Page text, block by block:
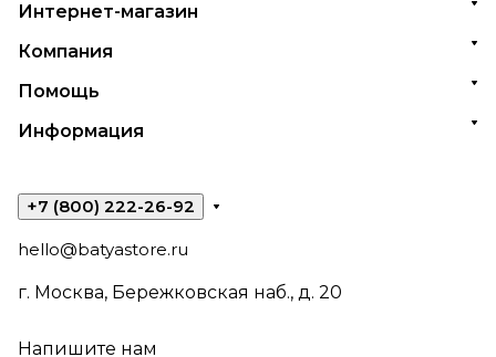
Интернет-магазин
Компания
Помощь
Информация
+7 (800) 222-26-92
hello@batyastore.ru
г. Москва, Бережковская наб., д. 20
Напишите нам